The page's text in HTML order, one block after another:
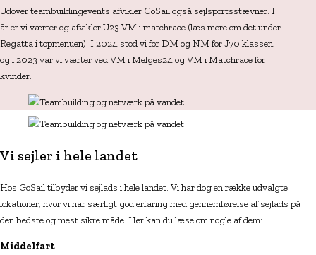
Udover teambuildingevents afvikler GoSail også sejlsportsstævner. I
år er vi værter og afvikler U23 VM i matchrace (læs mere om det under
Regatta i topmenuen). I 2024 stod vi for DM og NM for J70 klassen,
og i 2023 var vi værter ved VM i Melges24 og VM i Matchrace for
kvinder.
Vi sejler i hele landet
Hos GoSail tilbyder vi sejlads i hele landet. Vi har dog en række udvalgte
lokationer, hvor vi har særligt god erfaring med gennemførelse af sejlads på
den bedste og mest sikre måde. Her kan du læse om nogle af dem:
Middelfart